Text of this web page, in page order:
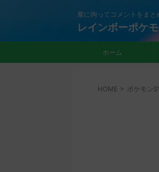
量に拘ってコメントをまと
レインボーポケ
ホーム
HOME > ポケモン